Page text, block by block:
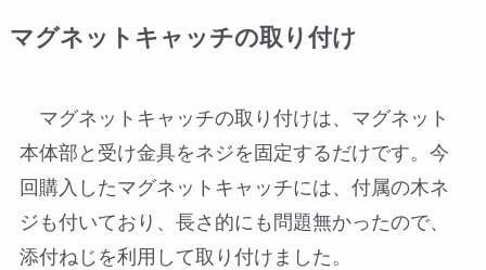
マグネットキャッチの取り付け
マグネットキャッチの取り付けは、マグネット
本体部と受け金具をネジを固定するだけです。今
回購入したマグネットキャッチには、付属の木ネ
ジも付いており、長さ的にも問題無かったので、
添付ねじを利用して取り付けました。